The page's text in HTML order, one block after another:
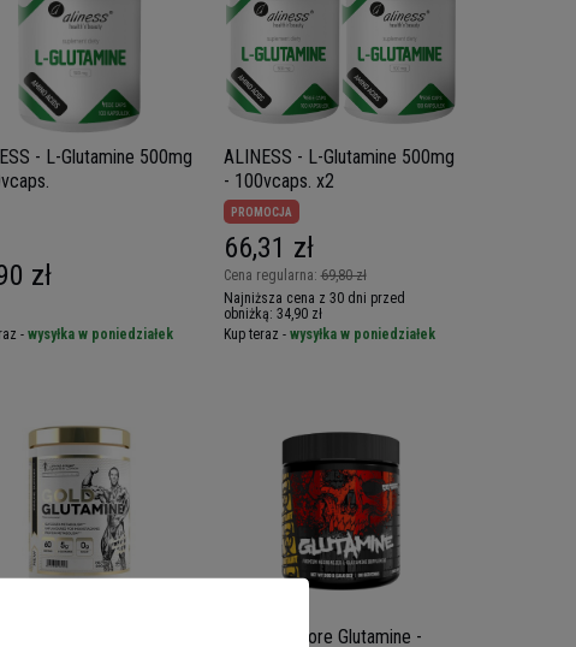
- L-Glutamine 500mg
zł
- wysyłka w poniedziałek
ALINESS - L-Glutamine 500mg
- 100vcaps. x2
PROMOCJA
Cena regularna:69,80 zł
66,31 zł
Najniższa cena z 30 dni przed
obniżką: 34,90 zł
Kup teraz - wysyłka w poniedziałek
MUTANT Core Glutamine -